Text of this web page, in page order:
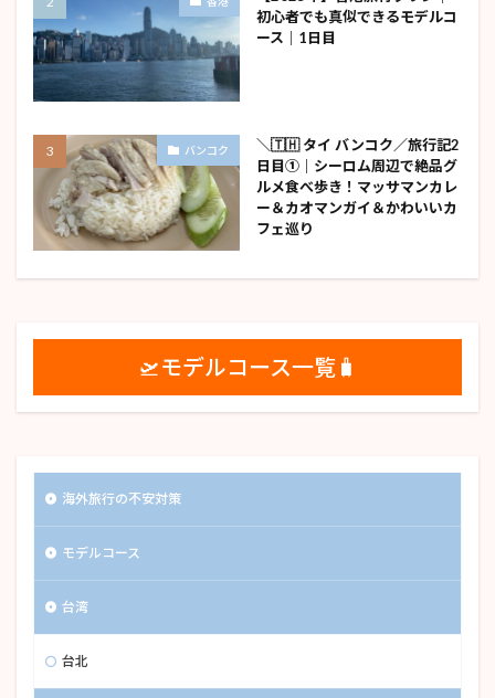
初心者でも真似できるモデルコ
ース｜1日目
バンコク
＼🇹🇭 タイ バンコク／旅行記2
日目①｜シーロム周辺で絶品グ
ルメ食べ歩き！マッサマンカレ
ー＆カオマンガイ＆かわいいカ
フェ巡り
🛫モデルコース一覧🧳
海外旅行の不安対策
モデルコース
台湾
台北